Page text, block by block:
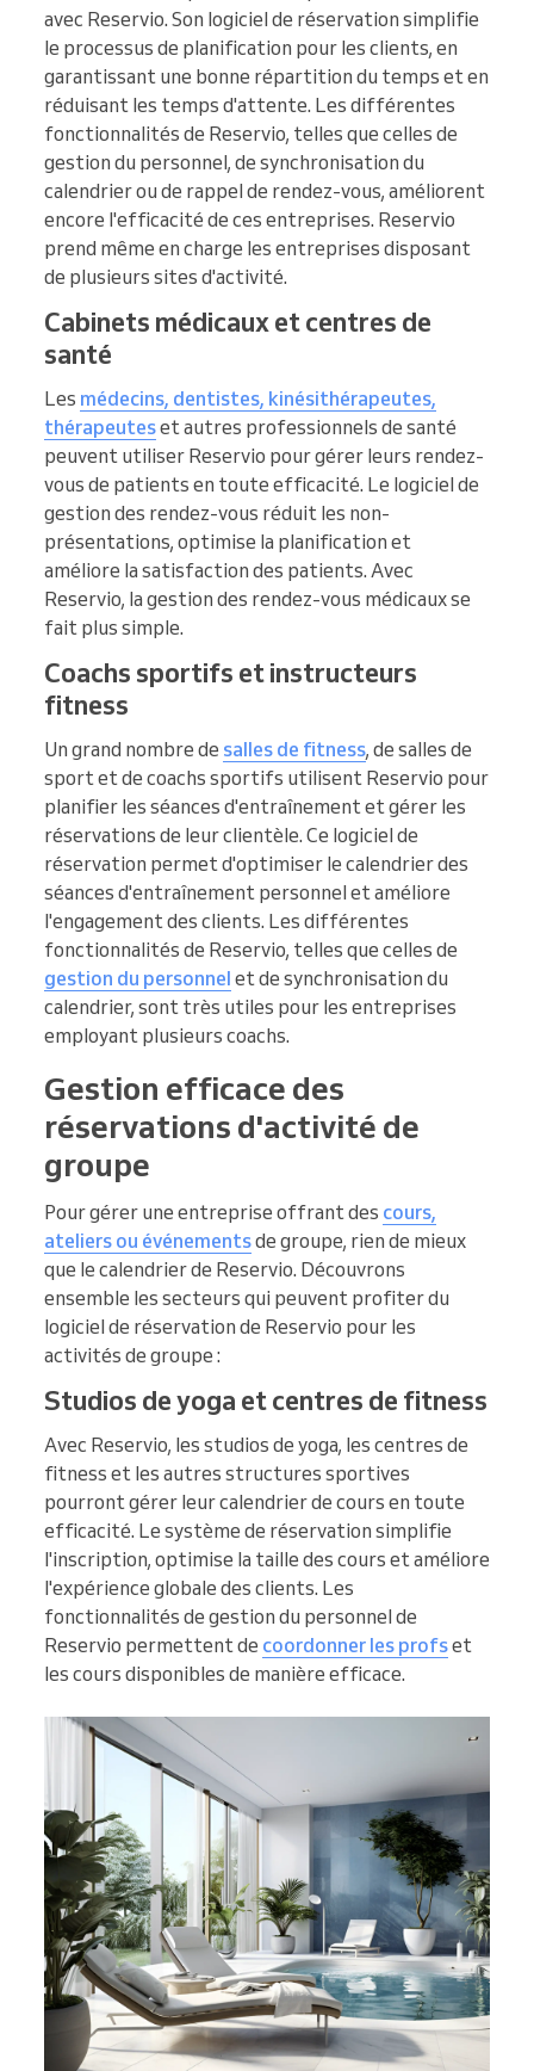
avec Reservio. Son logiciel de réservation simplifie
le processus de planification pour les clients, en
garantissant une bonne répartition du temps et en
réduisant les temps d'attente. Les différentes
fonctionnalités de Reservio, telles que celles de
gestion du personnel, de synchronisation du
calendrier ou de rappel de rendez-vous, améliorent
encore l'efficacité de ces entreprises. Reservio
prend même en charge les entreprises disposant
de plusieurs sites d'activité.
Cabinets médicaux et centres de
santé
Les médecins, dentistes, kinésithérapeutes,
thérapeuteset autres professionnels de santé
peuvent utiliser Reservio pour gérer leurs rendez-
vous de patients en toute efficacité. Le logiciel de
gestion des rendez-vous réduit les non-
présentations, optimise la planification et
améliore la satisfaction des patients. Avec
Reservio, la gestion des rendez-vous médicaux se
fait plus simple.
Coachs sportifs et instructeurs
fitness
Un grand nombre de salles de fitness, de salles de
sport et de coachs sportifs utilisent Reservio pour
planifier les séances d'entraînement et gérer les
réservations de leur clientèle. Ce logiciel de
réservation permet d'optimiser le calendrier des
séances d'entraînement personnel et améliore
l'engagement des clients. Les différentes
fonctionnalités de Reservio, telles que celles de
gestion du personnel et de synchronisation du
calendrier, sont très utiles pour les entreprises
employant plusieurs coachs.
Gestion efficace des
réservations d'activité de
groupe
Pour gérer une entreprise offrant des cours,
ateliers ou événementsde groupe, rien de mieux
que le calendrier de Reservio. Découvrons
ensemble les secteurs qui peuvent profiter du
logiciel de réservation de Reservio pour les
activités de groupe :
Studios de yoga et centres de fitness
Avec Reservio, les studios de yoga, les centres de
fitness et les autres structures sportives
pourront gérer leur calendrier de cours en toute
efficacité. Le système de réservation simplifie
l'inscription, optimise la taille des cours et améliore
l'expérience globale des clients. Les
fonctionnalités de gestion du personnel de
Reservio permettent de coordonner les profset
les cours disponibles de manière efficace.